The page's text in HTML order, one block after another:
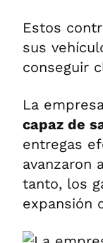
Estos
sus
conseguir
La
capaz de
entregas
avanzaron
tanto, los
expansión